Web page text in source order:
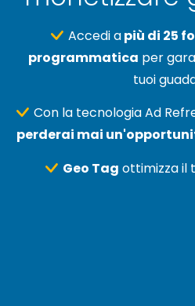
Accedi apiù di 25
programmatica per
tuoi
Con la tecnologia Ad
perderai mai
Geo Tag ottimizza il